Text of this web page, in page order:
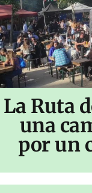
La Ruta
una
por un